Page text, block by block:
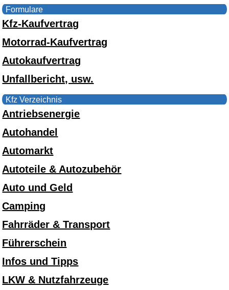
Formulare
Kfz-Kaufvertrag
Motorrad-Kaufvertrag
Autokaufvertrag
Unfallbericht, usw.
Kfz Verzeichnis
Antriebsenergie
Autohandel
Automarkt
Autoteile & Autozubehör
Auto und Geld
Camping
Fahrräder & Transport
Führerschein
Infos und Tipps
LKW & Nutzfahrzeuge